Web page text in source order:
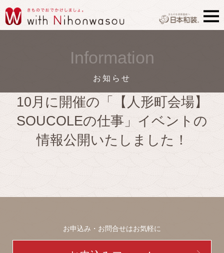
Information
お知らせ
10月に開催の「【人形町会場】
SOUCOLEの仕事」イベントの
情報公開いたしました！
お申込み・お問合せはお気軽に